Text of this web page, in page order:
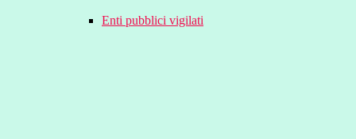
Enti pubblici vigilati